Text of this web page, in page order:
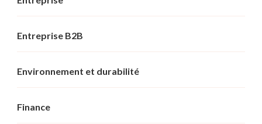
Entreprise B2B
Environnement et durabilité
Finance